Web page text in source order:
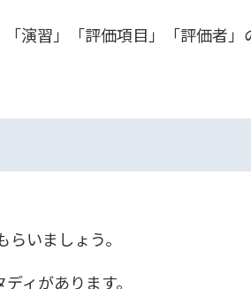
演習」「評価項目」「評価者」
いましょう。
ィがあります。